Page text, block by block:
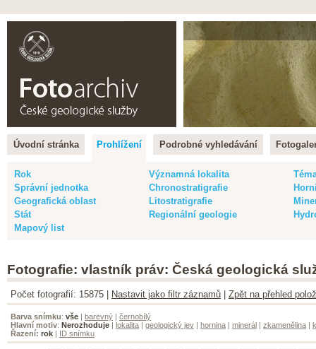
Úvodní stránka Prohlížení Podrobné vyhledávání
Rok Významná lokalita
Správní jednotka
Chronostratigrafie
Geografická oblast
Litostratigrafie
Stát
Regionální geologie
Mapový list
Fotografie: vlastník práv: Česká geologická
Počet fotografií: 15875 | Nastavit jako filtr záznamů Zpět na přehled
Barva snímku: vše | barevný | černobílý
Hlavní motiv: Nerozhoduje | lokalita | geologický jev | hornina | minerál | zkamenělina |
Řazení: rok | ID snímku